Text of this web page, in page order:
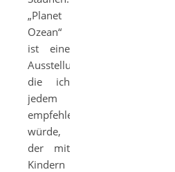
„Planet
Ozean“
ist eine
Ausstellung,
die ich
jedem
empfehlen
würde,
der mit
Kindern